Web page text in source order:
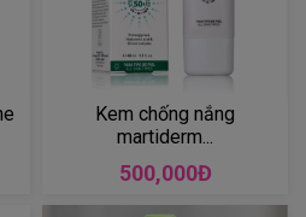
Kem chống nắng
martiderm...
500,000Đ